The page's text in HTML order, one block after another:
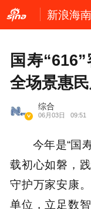
新浪海南
国寿
全场景惠
综合
06月03日 09:51
今年是“国
载初心如磐，
守护万家安康
单位，立足数